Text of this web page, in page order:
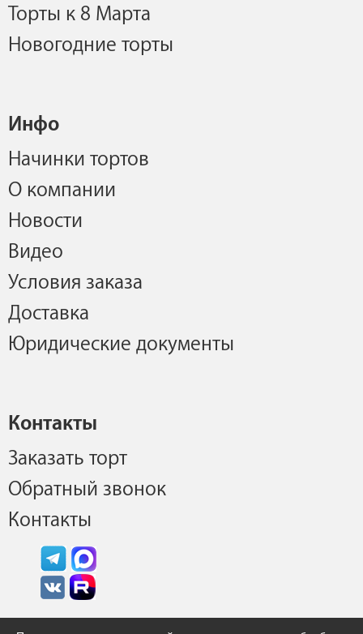
Торты к 8 Марта
Новогодние торты
Инфо
Начинки тортов
О компании
Новости
Видео
Условия заказа
Доставка
Юридические документы
Контакты
Заказать торт
Обратный звонок
Контакты